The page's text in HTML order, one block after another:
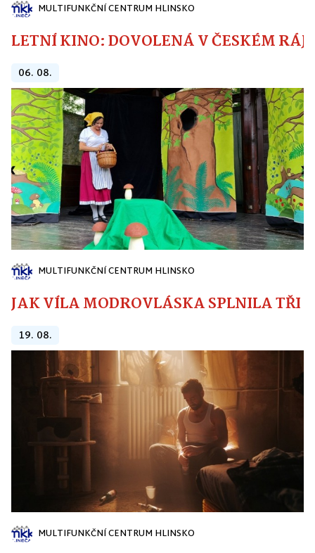
MULTIFUNKČNÍ CENTRUM HLINSKO
LETNÍ KINO: DOVOLENÁ V ČESKÉM RÁJI
06. 08.
MULTIFUNKČNÍ CENTRUM HLINSKO
JAK VÍLA MODROVLÁSKA SPLNILA
19. 08.
MULTIFUNKČNÍ CENTRUM HLINSKO